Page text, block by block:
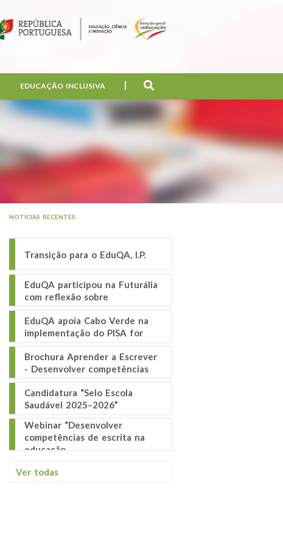
EDUCAÇÃO INCLUSIVA
NOTÍCIAS RECENTES
Transição para o EduQA, I.P.
EduQA participou na Futurália
com reflexão sobre
EduQA apoia Cabo Verde na
implementação do PISA for
Brochura Aprender a Escrever
- Desenvolver competências
Candidatura “Selo Escola
Saudável 2025–2026”
Webinar “Desenvolver
competências de escrita na
educação
Ver todas